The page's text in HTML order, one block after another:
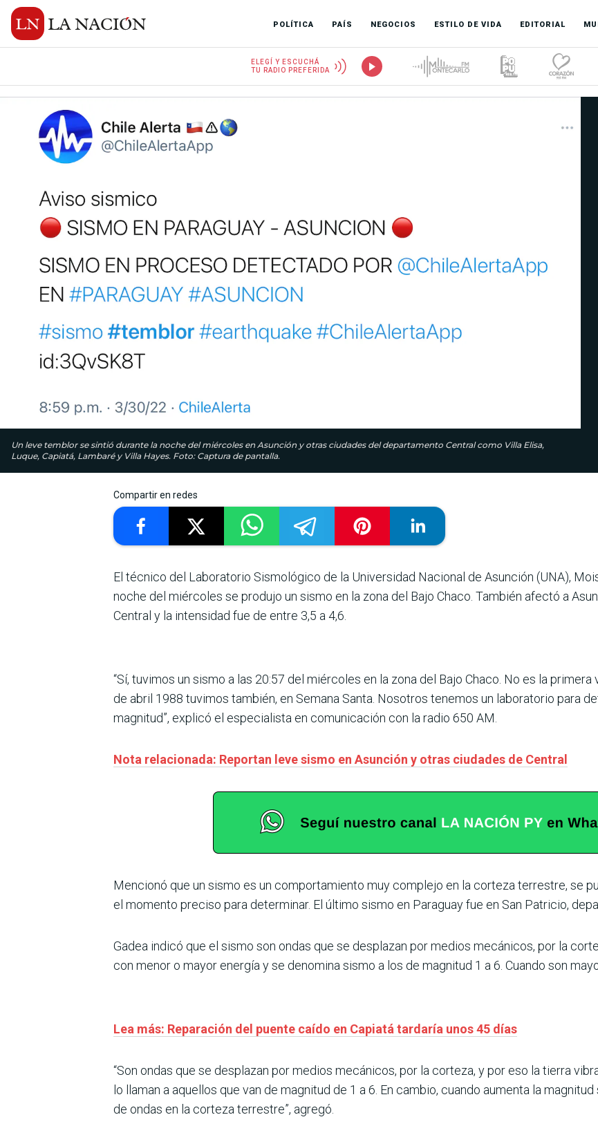
POLÍTICA PAÍS NEGOCIOS ESTILO DE VIDA EDITORIAL
ELEGÍ Y ESCUCHÁ
TU RADIO PREFERIDA
Un leve temblor se sintió durante la noche del miércoles en Asunción y otras ciudades del departamento Central como Villa Elisa,
Luque, Capiatá, Lambaré y Villa Hayes. Foto: Captura de pantalla.
Compartir en redes
El técnico del Laboratorio Sismológico de la Universidad Nacional de Asunción (UNA),
noche del miércoles se produjo un sismo en la zona del Bajo Chaco. También afectó a
Central y la intensidad fue de entre 3,5 a 4,6.
“Sí, tuvimos un sismo a las 20:57 del miércoles en la zona del Bajo Chaco. No es la
de abril 1988 tuvimos también, en Semana Santa. Nosotros tenemos un laboratorio para
magnitud”, explicó el especialista en comunicación con la radio 650 AM.
Nota relacionada: Reportan leve sismo en Asunción y otras ciudades de Central
Mencionó que un sismo es un comportamiento muy complejo en la corteza terrestre, se
el momento preciso para determinar. El último sismo en Paraguay fue en San Patricio,
Gadea indicó que el sismo son ondas que se desplazan por medios mecánicos, por la
con menor o mayor energía y se denomina sismo a los de magnitud 1 a 6. Cuando son
Lea más: Reparación del puente caído en Capiatá tardaría unos 45 días
“Son ondas que se desplazan por medios mecánicos, por la corteza, y por eso la tierra
lo llaman a aquellos que van de magnitud de 1 a 6. En cambio, cuando aumenta la
de ondas en la corteza terrestre”, agregó.